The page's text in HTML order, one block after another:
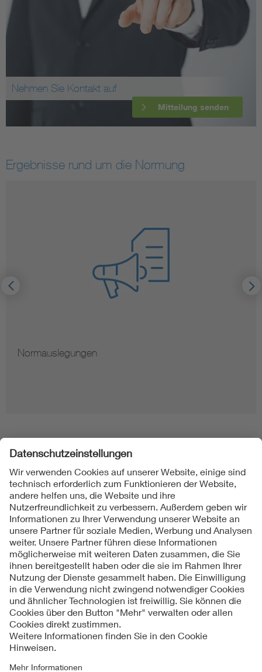
Nehmen Sie Kontakt auf
Mitteilung senden
Ergebnisse rund um die Normung
Normauslegungen
Folgen Sie uns
Kontakt
Impressum
Datenschutzinformationen
Cookie Hinweise
Compliance